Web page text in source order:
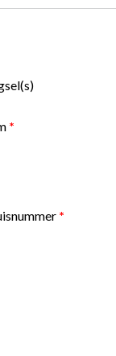
*
*